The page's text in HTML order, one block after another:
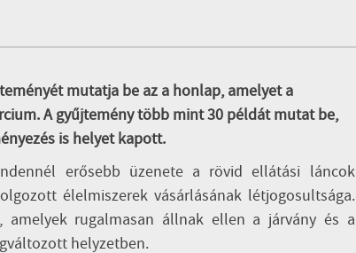
mutatja be az a honlap, amelyet a
A gyűjtemény több mint 30 példát mutat be,
is helyet kapott.
erősebb üzenete a rövid ellátási láncok
élelmiszerek vásárlásának létjogosultsága.
amelyek rugalmasan állnak ellen a járvány és a
helyzetben.